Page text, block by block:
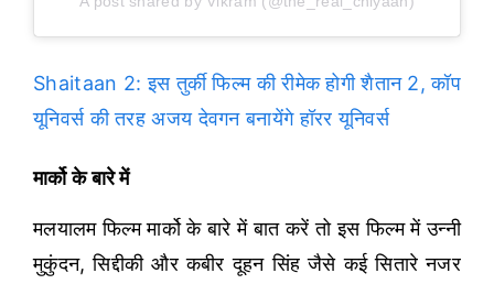
Shaitaan 2: इस तुर्की फिल्म की रीमेक होगी शैतान 2, कॉप
यूनिवर्स की तरह अजय देवगन बनायेंगे हॉरर यूनिवर्स
मार्को के बारे में
मलयालम फिल्म मार्को के बारे में बात करें तो इस फिल्म में उन्नी
मुकुंदन, सिद्दीकी और कबीर दूहन सिंह जैसे कई सितारे नजर